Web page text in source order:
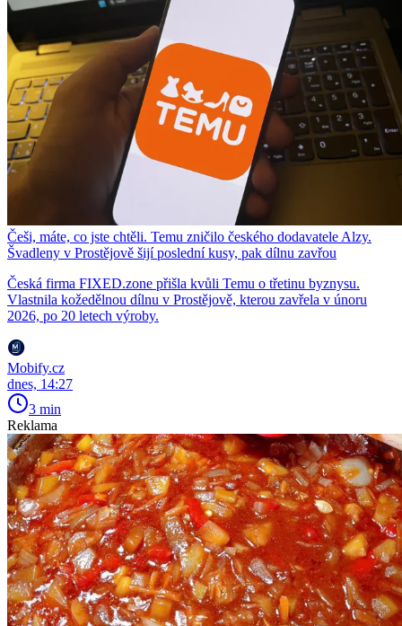
Češi, máte, co jste chtěli. Temu zničilo českého dodavatele Alzy.
Švadleny v Prostějově šijí poslední kusy, pak dílnu zavřou
Česká firma FIXED.zone přišla kvůli Temu o třetinu byznysu.
Vlastnila kožedělnou dílnu v Prostějově, kterou zavřela v únoru
2026, po 20 letech výroby.
Mobify.cz
dnes, 14:27
3 min
Reklama